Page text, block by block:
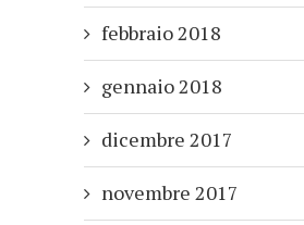
febbraio 2018
gennaio 2018
dicembre 2017
novembre 2017